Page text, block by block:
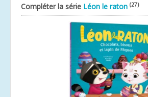
Compléter la série Léon le raton (27)